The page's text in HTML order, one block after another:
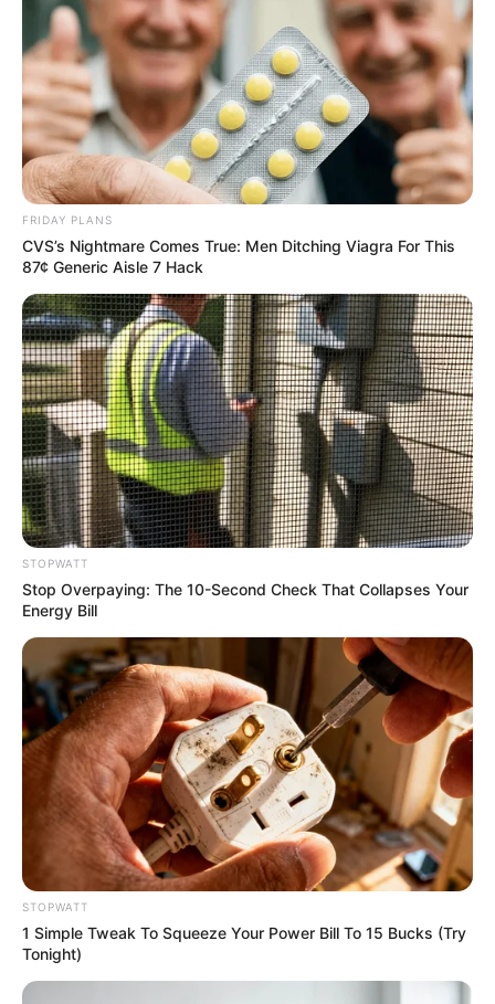
6 Best 90’s Action Movies From Your Childhood
BRAINBERRIES
TV Couples Who Would Never Be Together: 9 Is
Just Too Weird
BRAINBERRIES
Guess Their Job — Most People Get It Wrong
BRAINBERRIES
FRIDAY PLANS
CVS’s Nightmare Comes True: Men Ditching Viagra For This
87¢ Generic Aisle 7 Hack
STOPWATT
Stop Overpaying: The 10-Second Check That Collapses Your
Energy Bill
STOPWATT
1 Simple Tweak To Squeeze Your Power Bill To 15 Bucks (Try
Tonight)